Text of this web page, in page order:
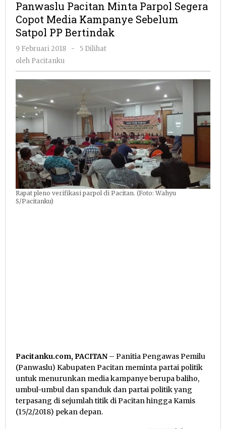
Parpol
Segera
Satpol
PP
Bertindak
Panwaslu Pacitan Minta Parpol Segera
Copot Media Kampanye Sebelum
Satpol PP Bertindak
9 Februari 2018
oleh
-
5 Dilihat
oleh Pacitanku
Rapat pleno verifikasi parpol di Pacitan. (Foto: Wahyu
S/Pacitanku)
Pacitanku.com, PACITAN – Panitia Pengawas Pemilu
(Panwaslu) Kabupaten Pacitan meminta partai politik
untuk menurunkan media kampanye berupa baliho,
umbul-umbul dan spanduk dan partai politik yang
terpasang di sejumlah titik di Pacitan hingga Kamis
(15/2/2018) pekan depan.